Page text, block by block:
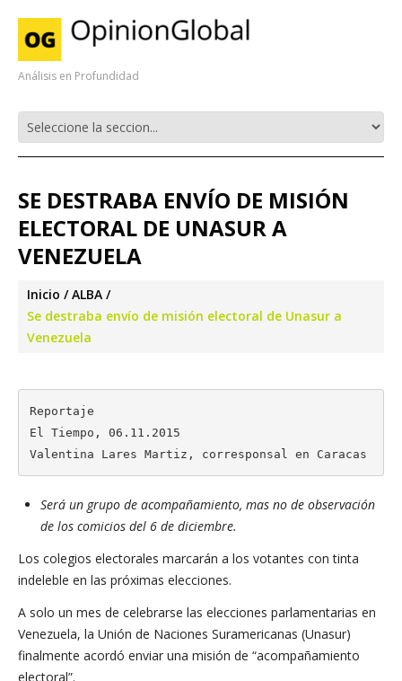
Análisis en Profundidad
SE DESTRABA ENVÍO DE MISIÓN
ELECTORAL DE UNASUR A
VENEZUELA
Inicio
ALBA
Se destraba envío de misión electoral de Unasur a
Venezuela
Reportaje
El Tiempo, 06.11.2015
Valentina Lares Martiz, corresponsal en Caracas
Será un grupo de acompañamiento, mas no de observación
de los comicios del 6 de diciembre.
Los colegios electorales marcarán a los votantes con tinta
indeleble en las próximas elecciones.
A solo un mes de celebrarse las elecciones parlamentarias en
Venezuela, la Unión de Naciones Suramericanas (Unasur)
finalmente acordó enviar una misión de “acompañamiento
electoral”.